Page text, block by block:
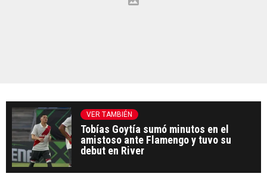
VER TAMBIÉN
Tobías Goytía sumó minutos en el
amistoso ante Flamengo y tuvo su
debut en River